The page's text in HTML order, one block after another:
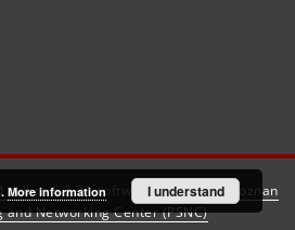
dLibra 6.3.21software created by
Poznan
and Networking Center (PSNC)
More information I understand